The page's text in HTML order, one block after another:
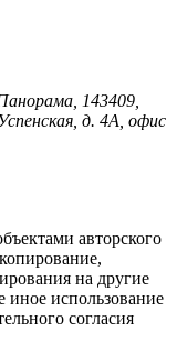
143409,
д. 4А, офис
авторского
на другие
использование
согласия